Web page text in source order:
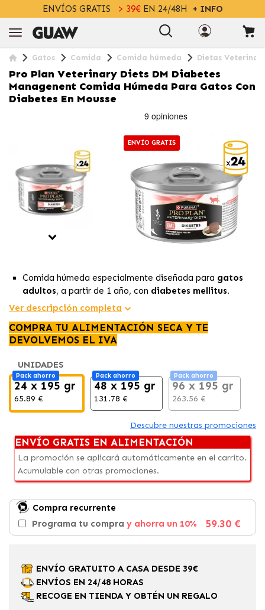
ENVÍOS GRATIS > 39€EN 24/48H + INFO
Gatos Comida Comida húmeda Dietas
Pro Plan Veterinary Diets DM Diabetes
Managenent Comida Húmeda Para Gatos Con
Diabetes En Mousse
ENVÍO GRATIS
Comida húmeda especialmente diseñada para gatos
adultos, a partir de 1 año, con diabetes mellitus.
Contieneproteínascon
la secreción de
insulina
de azúcar en sangre.
El alimento tiene unaporte calórico ajustado,
gato, ayudándolo a mantener un
peso ideal.
Ver descripción completa
COMPRA TU ALIMENTACIÓN SECA Y TE
DEVOLVEMOS EL IVA
UNIDADES
Pack ahorro
24 x 195 gr
65.89 €
Pack ahorro
48 x 195 gr
131.78 €
Pack ahorro
96 x 195 gr
263.56 €
Descubre nuestras promociones
ENVÍO GRATIS EN ALIMENTACIÓN
La promoción se aplicará automáticamente en el carrito.
Acumulable con otras promociones.
Compra recurrente
Programa tu compra y ahorra un 10% 59.30 €
ENVÍO GRATUITO A CASA DESDE 39€
ENVÍOS EN 24/48 HORAS
RECOGE EN TIENDA Y OBTÉN UN REGALO